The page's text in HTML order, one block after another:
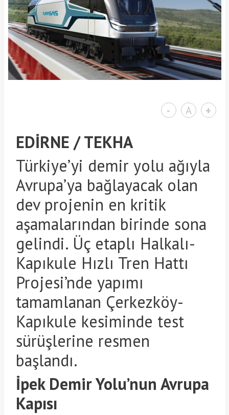
- A +
EDİRNE / TEKHA
Türkiye’yi demir yolu ağıyla
Avrupa’ya bağlayacak olan
dev projenin en kritik
aşamalarından birinde sona
gelindi. Üç etaplı Halkalı-
Kapıkule Hızlı Tren Hattı
Projesi’nde yapımı
tamamlanan Çerkezköy-
Kapıkule kesiminde test
sürüşlerine resmen
başlandı.
İpek Demir Yolu’nun Avrupa
Kapısı